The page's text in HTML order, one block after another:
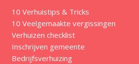
10 Verhuistips & Tricks
10 Veelgemaakte vergissingen
Verhuizen checklist
Inschrijven gemeente
Bedrijfsverhuizing